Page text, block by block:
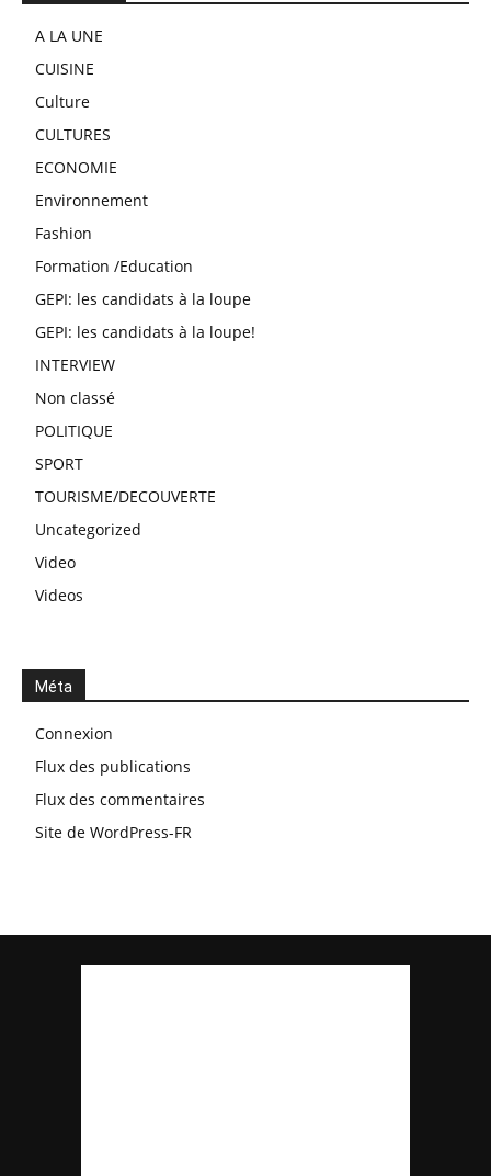
A LA UNE
CUISINE
Culture
CULTURES
ECONOMIE
Environnement
Fashion
Formation /Education
GEPI: les candidats à la loupe
GEPI: les candidats à la loupe!
INTERVIEW
Non classé
POLITIQUE
SPORT
TOURISME/DECOUVERTE
Uncategorized
Video
Videos
Méta
Connexion
Flux des publications
Flux des commentaires
Site de WordPress-FR